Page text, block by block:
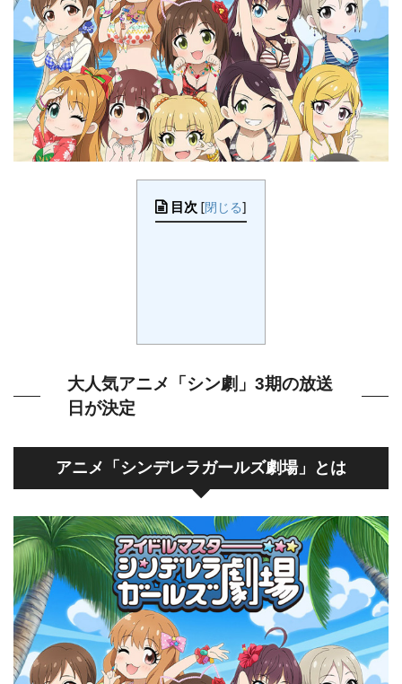
目次 [閉じる]
大人気アニメ「シン劇」3期の放送
日が決定
アニメ「シンデレラガールズ劇場」とは